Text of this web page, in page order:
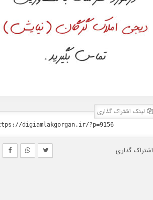
لینک اشتراک گذاری
اشتراک گذاری